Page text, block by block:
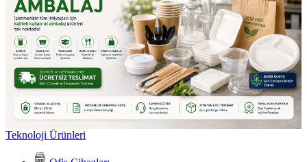
Teknoloji Ürünleri